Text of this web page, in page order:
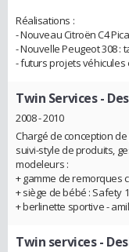
Réalisations :
- Nouveau Citroën C4
- Nouvelle Peugeot 308 :
- futurs projets véhicules
Twin Services-
2008 - 2010
Chargé de conception
suivi-style de produits,
modeleurs :
+ gamme de remorques
+ siège de bébé : Safety
+ berlinette sportive -
Twin services-